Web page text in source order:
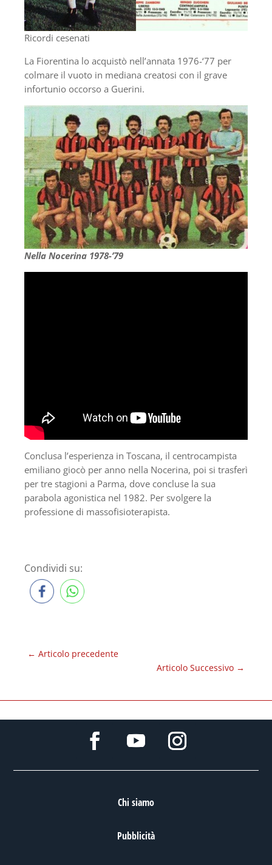
Ricordi cesenati
La Fiorentina lo acquistò nell’annata 1976-‘77 per
colmare il vuoto in mediana creatosi con il grave
infortunio occorso a Guerini.
Nella Nocerina 1978-’79
Conclusa l’esperienza in Toscana, il centrocampista
emiliano giocò per anno nella Nocerina, poi si trasferì
per tre stagioni a Parma, dove concluse la sua
parabola agonistica nel 1982. Per svolgere la
professione di massofisioterapista.
Condividi su:
← Articolo precedente
Articolo Successivo →
Chi siamo
Pubblicità